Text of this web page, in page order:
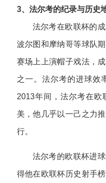
3、法尔考的纪录与历史
法尔考在欧联杯的
波尔图和摩纳哥等球队
赛场上上演帽子戏法，
之一。法尔考的进球效
2013年间，法尔考在
美，他几乎以一己之力
行。
法尔考的欧联杯进
得他在欧联杯历史射手